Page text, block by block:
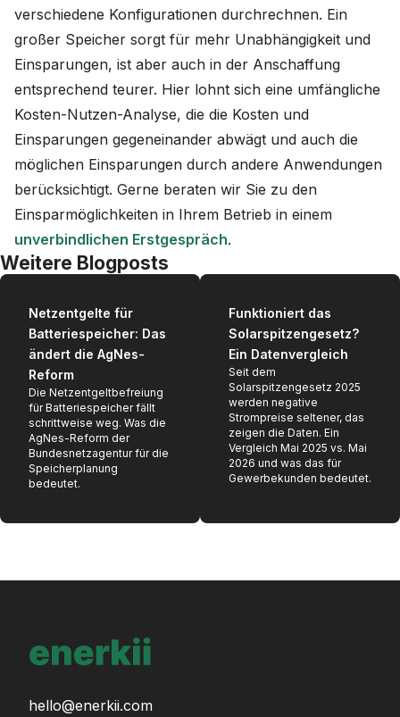
verschiedene Konfigurationen durchrechnen. Ein
großer Speicher sorgt für mehr Unabhängigkeit und
Einsparungen, ist aber auch in der Anschaffung
entsprechend teurer. Hier lohnt sich eine umfängliche
Kosten-Nutzen-Analyse, die die Kosten und
Einsparungen gegeneinander abwägt und auch die
möglichen Einsparungen durch andere Anwendungen
berücksichtigt. Gerne beraten wir Sie zu den
Einsparmöglichkeiten in Ihrem Betrieb in einem
unverbindlichen Erstgespräch.
Weitere Blogposts
Netzentgelte für
Batteriespeicher: Das
ändert die AgNes-
Reform
Die Netzentgeltbefreiung
für Batteriespeicher fällt
schrittweise weg. Was die
AgNes-Reform der
Bundesnetzagentur für die
Speicherplanung
bedeutet.
Funktioniert das
Solarspitzengesetz?
Ein Datenvergleich
Seit dem
Solarspitzengesetz 2025
werden negative
Strompreise seltener, das
zeigen die Daten. Ein
Vergleich Mai 2025 vs. Mai
2026 und was das für
Gewerbekunden bedeutet.
hello@enerkii.com